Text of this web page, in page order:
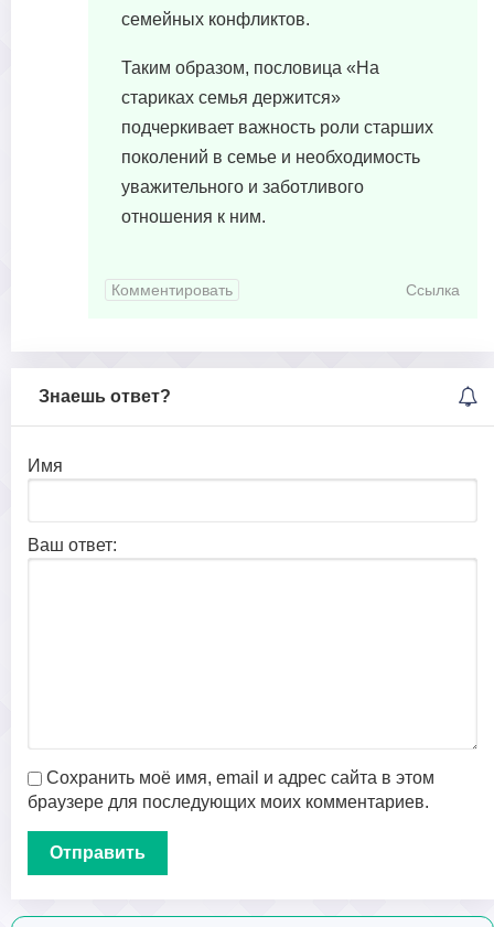
семейных конфликтов.
Таким образом, пословица «На
стариках семья держится»
подчеркивает важность роли старших
поколений в семье и необходимость
уважительного и заботливого
отношения к ним.
Комментировать Ссылка
Знаешь ответ?
Имя
Ваш ответ:
Сохранить моё имя, email и адрес сайта в этом
браузере для последующих моих комментариев.